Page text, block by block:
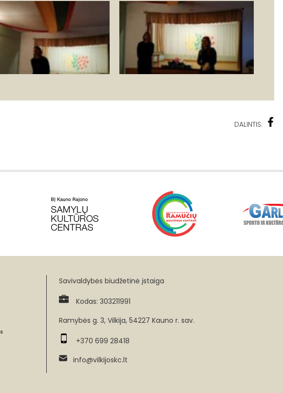
DALINTIS:
Savivaldybės biudžetinė įstaiga
Kodas: 303211991
Ramybės g. 3, Vilkija, 54227 Kauno r. sav.
+370 699 28418
info@vilkijoskc.lt